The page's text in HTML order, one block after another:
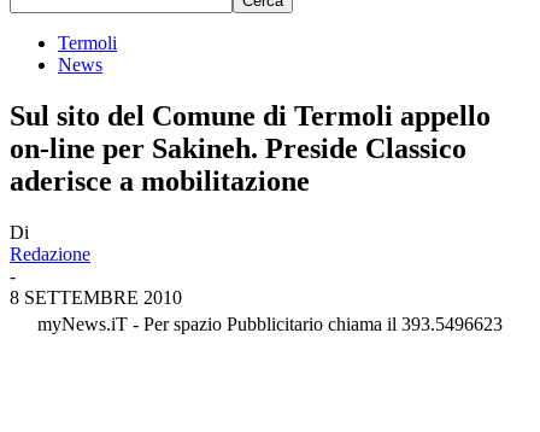
Termoli
News
Sul sito del Comune di Termoli appello
on-line per Sakineh. Preside Classico
aderisce a mobilitazione
Di
Redazione
-
8 SETTEMBRE 2010
myNews.iT - Per spazio Pubblicitario chiama il 393.5496623